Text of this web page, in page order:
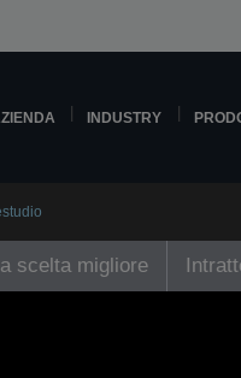
INDUSTRY
scelta migliore